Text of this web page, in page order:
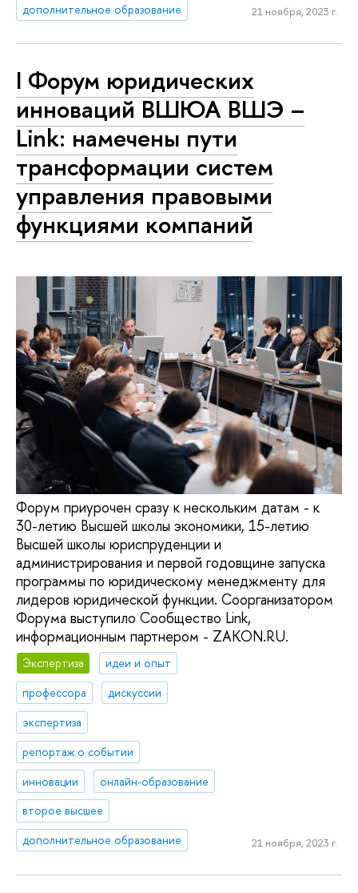
дополнительное образование
21 ноября, 2023 г.
I Форум юридических
инноваций ВШЮА ВШЭ –
Link: намечены пути
трансформации систем
управления правовыми
функциями компаний
Форум приурочен сразу к нескольким датам - к
30-летию Высшей школы экономики, 15-летию
Высшей школы юриспруденции и
администрирования и первой годовщине запуска
программы по юридическому менеджменту для
лидеров юридической функции. Соорганизатором
Форума выступило Сообщество Link,
информационным партнером - ZAKON.RU.
Экспертиза
идеи и опыт
профессора
дискуссии
экспертиза
репортаж о событии
инновации
онлайн-образование
второе высшее
дополнительное образование
21 ноября, 2023 г.